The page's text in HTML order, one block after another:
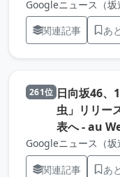
Googleニュース（坂
関連記事
あ
261位 日向坂46、
虫」リリー
表へ - au
Googleニュース（坂
関連記事
あ